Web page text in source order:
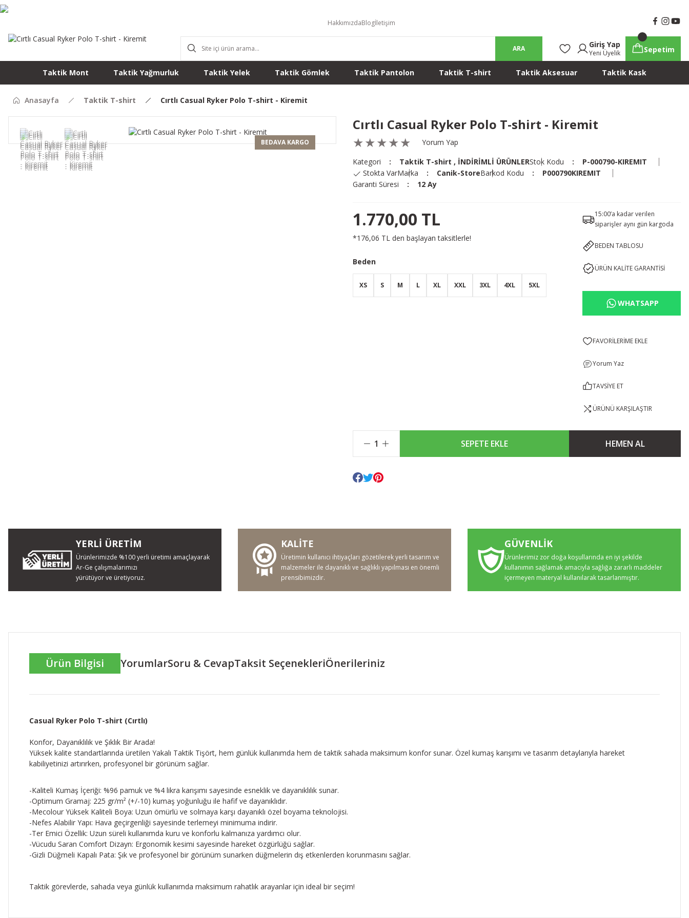
HakkımızdaBlogİletişim
ARA Giriş Yap
Yeni Üyelik Sepetim
Taktik Mont Taktik Yağmurluk Taktik Yelek Taktik Gömlek Taktik Pantolon Taktik T-shirt Taktik Aksesuar Taktik Kask
Anasayfa Taktik T-shirt Cırtlı Casual Ryker Polo T-shirt - Kiremit
BEDAVA KARGO
Cırtlı Casual Ryker Polo T-shirt - Kiremit
Yorum Yap
Kategori
Taktik T-shirt , İNDİRİMLİ ÜRÜNLERStok Kodu
P-000790-KIREMIT
Stokta VarMarka Canik-StoreBarkod Kodu
P000790KIREMIT
Garanti Süresi
12 Ay
1.770,00 TL
*176,06 TL den başlayan taksitlerle!
Beden
XS S M L XL XXL 3XL 4XL 5XL
15:00’a kadar verilen
siparişler aynı gün kargoda
BEDEN TABLOSU
ÜRÜN KALİTE GARANTİSİ
WHATSAPP
Yorum Yaz
TAVSİYE ET
ÜRÜNÜ KARŞILAŞTIR
SEPETE EKLE HEMEN AL
YERLİ ÜRETİM
Ürünlerimizde %100 yerli üretimi amaçlayarak
Ar-Ge çalışmalarımızı
yürütüyor ve üretiyoruz.
KALİTE
Üretimin kullanıcı ihtiyaçları gözetilerek yerli tasarım ve
malzemeler ile dayanıklı ve sağlıklı yapılması en önemli
prensibimizdir.
GÜVENLİK
Ürünlerimiz zor doğa koşullarında en iyi şekilde
kullanımın sağlamak amacıyla sağlığa zararlı maddeler
içermeyen materyal kullanılarak tasarlanmıştır.
Ürün Bilgisi YorumlarSoru & CevapTaksit SeçenekleriÖnerileriniz
Casual Ryker Polo T-shirt (Cırtlı)
Konfor, Dayanıklılık ve Şıklık Bir Arada!
Yüksek kalite standartlarında üretilen Yakalı Taktik Tişört, hem günlük kullanımda hem de taktik sahada maksimum konfor sunar. Özel kumaş karışımı ve tasarım detaylarıyla hareket
kabiliyetinizi artırırken, profesyonel bir görünüm sağlar.
-Kaliteli Kumaş İçeriği: %96 pamuk ve %4 likra karışımı sayesinde esneklik ve dayanıklılık sunar.
-Optimum Gramaj: 225 gr/m² (+/-10) kumaş yoğunluğu ile hafif ve dayanıklıdır.
-Mecolour Yüksek Kaliteli Boya: Uzun ömürlü ve solmaya karşı dayanıklı özel boyama teknolojisi.
-Nefes Alabilir Yapı: Hava geçirgenliği sayesinde terlemeyi minimuma indirir.
-Ter Emici Özellik: Uzun süreli kullanımda kuru ve konforlu kalmanıza yardımcı olur.
-Vücudu Saran Comfort Dizayn: Ergonomik kesimi sayesinde hareket özgürlüğü sağlar.
-Gizli Düğmeli Kapalı Pata: Şık ve profesyonel bir görünüm sunarken düğmelerin dış etkenlerden korunmasını sağlar.
Taktik görevlerde, sahada veya günlük kullanımda maksimum rahatlık arayanlar için ideal bir seçim!